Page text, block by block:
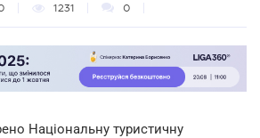
1231 0
Національну туристичну